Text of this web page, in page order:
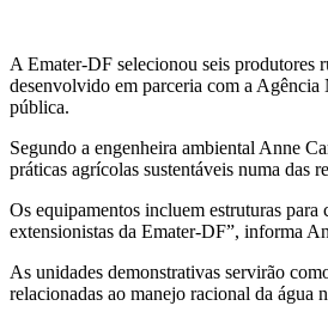
A Emater-DF selecionou seis
desenvolvido em parceria com a
pública.
Segundo a engenheira ambiental Anne
práticas agrícolas sustentáveis numa das
Os equipamentos incluem estruturas para
extensionistas da Emater-DF”, informa
As unidades demonstrativas servirão
relacionadas ao manejo racional da água